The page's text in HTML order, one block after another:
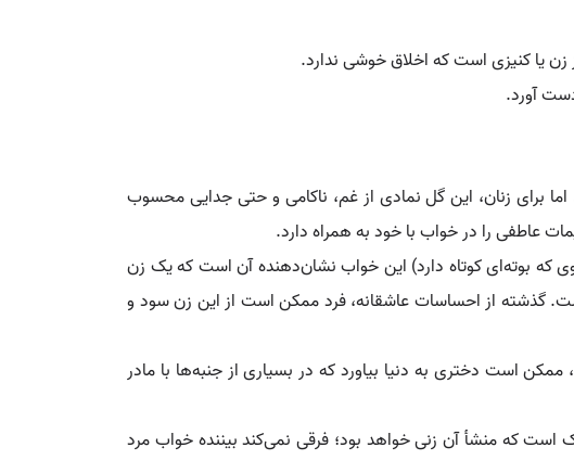
زن یا کنیزی است که اخلاق خوشی ندارد.
آورد.
زنان، این گل نمادی از غم، ناکامی و حتی جدایی محسوب
عاطفی را در خواب با خود به همراه دارد.
که بوته‌ای کوتاه دارد) این خواب نشان‌دهنده آن است که یک زن
گذشته از احساسات عاشقانه، فرد ممکن است از این زن سود و
است دختری به دنیا بیاورد که در بسیاری از جنبه‌ها با مادر
است که منشأ آن زنی خواهد بود؛ فرقی نمی‌کند بیننده خواب مرد